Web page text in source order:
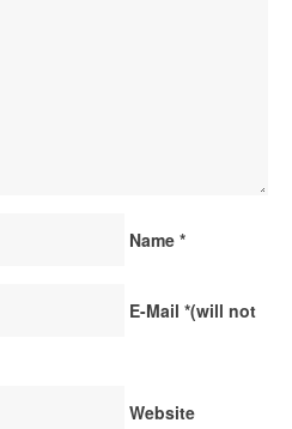
Name *
E-Mail *(will not
Website